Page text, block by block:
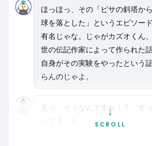
ほっほっ、その「ピサの斜塔か
球を落とした」というエピソー
有名じゃな。じゃがカズオくん
世の伝記作家によって作られた
自身がその実験をやったという
らんのじゃよ。
えっ、そうなんですか！？ ず
↓
SCROLL